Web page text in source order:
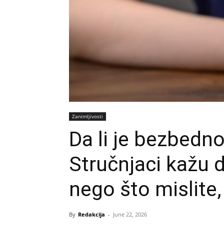
Zanimljivosti
Da li je
Stručnjaci kažu
nego što
By Redakcija - June 22, 2026